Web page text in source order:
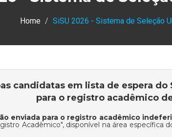
Home SiSU 2026 - Sistema de Seleção
candidatas em lista de espera
para o registro acadêmico
enviada para o registro acadêmico
Acadêmico", disponível na área específica